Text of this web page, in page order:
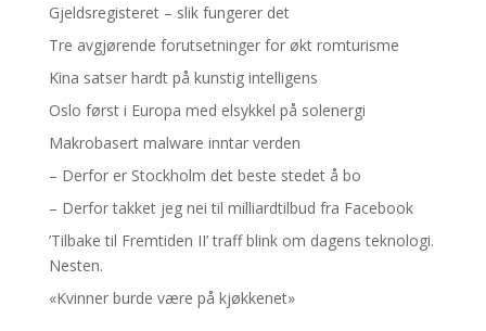
Gjeldsregisteret – slik fungerer det
Tre avgjørende forutsetninger for økt romturisme
Kina satser hardt på kunstig intelligens
Oslo først i Europa med elsykkel på solenergi
Makrobasert malware inntar verden
– Derfor er Stockholm det beste stedet å bo
– Derfor takket jeg nei til milliardtilbud fra Facebook
’Tilbake til Fremtiden II’ traff blink om dagens teknologi.
Nesten.
«Kvinner burde være på kjøkkenet»